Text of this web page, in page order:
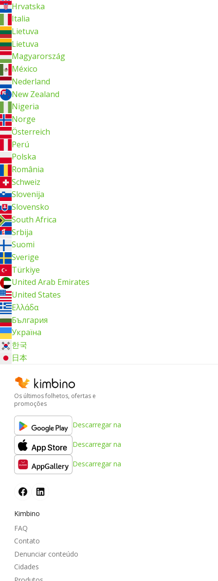
Hrvatska
Italia
Lietuva
Lietuva
Magyarország
México
Nederland
New Zealand
Nigeria
Norge
Österreich
Perú
Polska
România
Schweiz
Slovenija
Slovensko
South Africa
Srbija
Suomi
Sverige
Türkiye
United Arab Emirates
United States
Ελλάδα
България
Україна
한국
日本
Os últimos folhetos, ofertas e
promoções
Descarregar na
Descarregar na
Descarregar na
Kimbino
FAQ
Contato
Denunciar conteúdo
Cidades